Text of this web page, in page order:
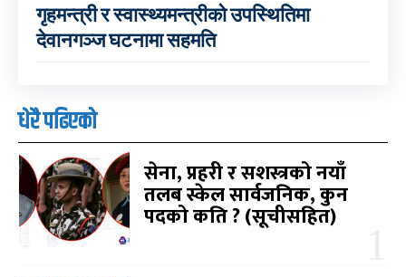
गृहमन्त्री र स्वास्थ्यमन्त्रीको उपस्थितिमा
देवानगञ्ज घटनामा सहमति
धेरै पढिएको
सेना, प्रहरी र सशस्त्रको नयाँ
तलब स्केल सार्वजनिक, कुन
पदको कति ? (सूचीसहित)